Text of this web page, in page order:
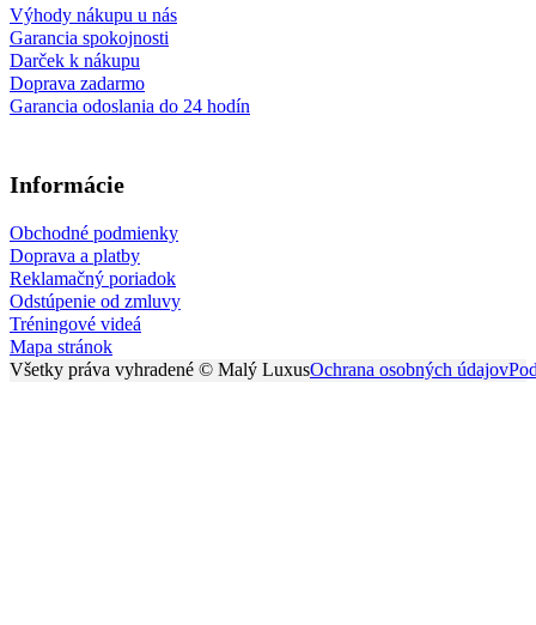
Výhody nákupu u nás
Garancia spokojnosti
Darček k nákupu
Doprava zadarmo
Garancia odoslania do 24 hodín
Informácie
Obchodné podmienky
Doprava a platby
Reklamačný poriadok
Odstúpenie od zmluvy
Tréningové videá
Mapa stránok
Všetky práva vyhradené © Malý LuxusOchrana osobných údajov